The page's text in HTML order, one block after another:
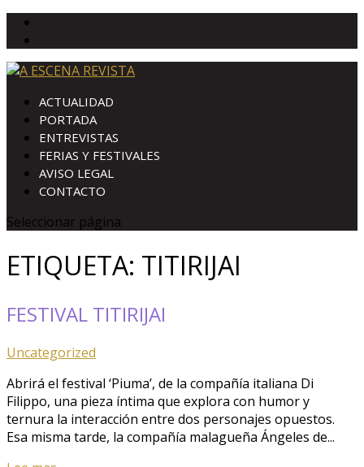
ACTUALIDAD
PORTADA
ENTREVISTAS
FERIAS Y FESTIVALES
AVISO LEGAL
CONTACTO
Seleccionar página
ETIQUETA: TITIRIJAI
FESTIVAL TITIRIJAI
Uncategorized
Abrirá el festival ‘Piuma’, de la compañía italiana Di
Filippo, una pieza íntima que explora con humor y
ternura la interacción entre dos personajes opuestos.
Esa misma tarde, la compañía malagueña Ángeles de...